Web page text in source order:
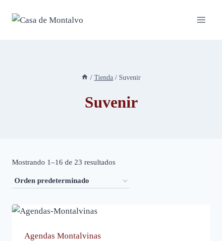
/ Tienda / Suvenir
Suvenir
Mostrando 1–16 de 23 resultados
Agendas Montalvinas